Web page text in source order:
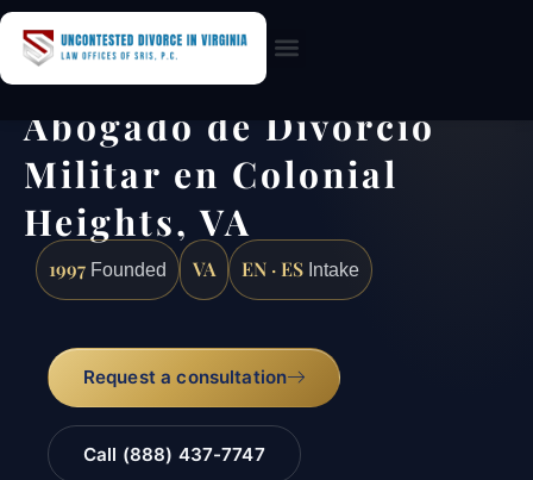
Abogado de Divorcio
Militar en Colonial
Heights, VA
1997 Founded VA EN · ES Intake
Request a consultation
Call (888) 437-7747